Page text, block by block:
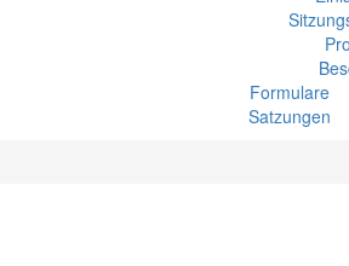
Formulare
Satzungen